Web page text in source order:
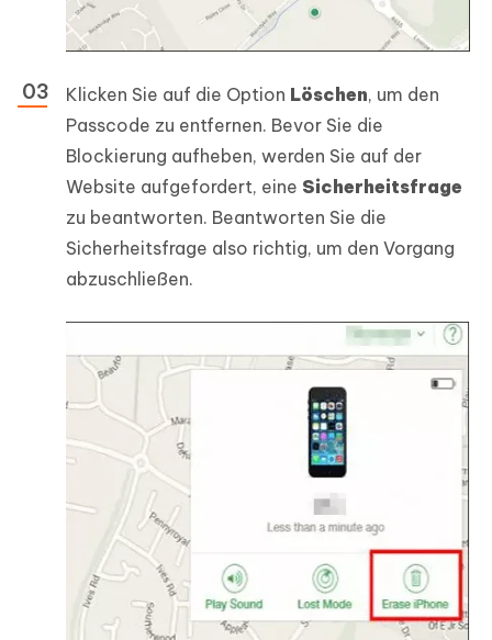
Klicken Sie auf die Option Löschen, um den
Passcode zu entfernen. Bevor Sie die
Blockierung aufheben, werden Sie auf der
Website aufgefordert, eine Sicherheitsfrage
zu beantworten. Beantworten Sie die
Sicherheitsfrage also richtig, um den Vorgang
abzuschließen.